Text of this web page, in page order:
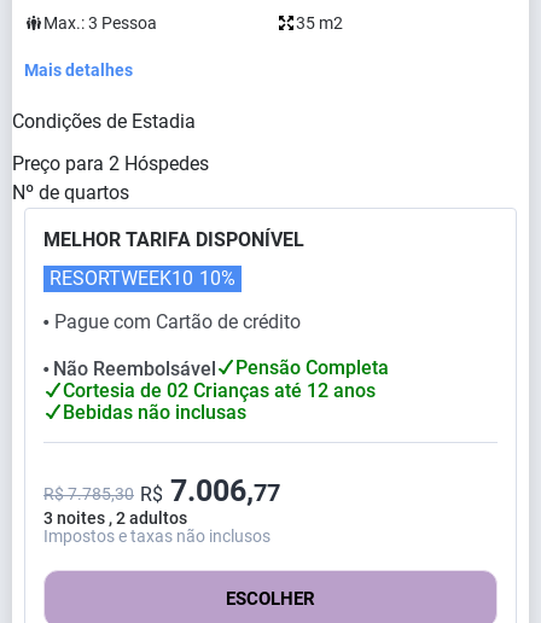
Max.:3 Pessoa 35 m2
Mais detalhes
Condições de Estadia
Preço para 2 Hóspedes
Nº de quartos
MELHOR TARIFA DISPONÍVEL
⬤ Pague com Cartão de crédito
RESORTWEEK10 10%
⬤ Não Reembolsável
Pensão Completa
Cortesia de 02 Crianças até 12 anos
Bebidas não inclusas
3 noites , 2 adultos
R$ 7.785,30 R$ 7.006,77
Impostos e taxas não inclusos
ESCOLHER